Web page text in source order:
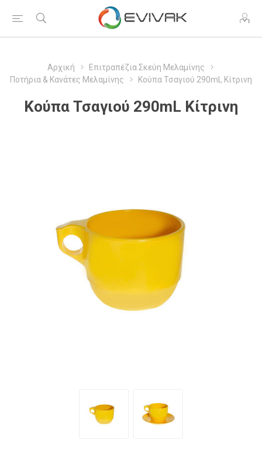
Αρχική
Επιτραπέζια Σκεύη Μελαμίνης
Ποτήρια & Κανάτες Μελαμίνης
Κούπα Τσαγιού 290mL Κίτρινη
Κούπα Τσαγιού 290mL Κίτρινη